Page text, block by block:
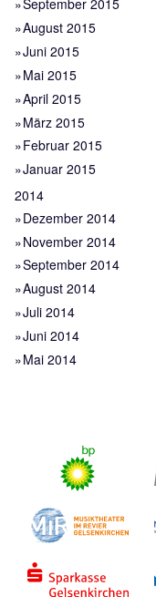
September 2015
August 2015
Juni 2015
Mai 2015
April 2015
März 2015
Februar 2015
Januar 2015
2014
Dezember 2014
November 2014
September 2014
August 2014
Juli 2014
Juni 2014
Mai 2014